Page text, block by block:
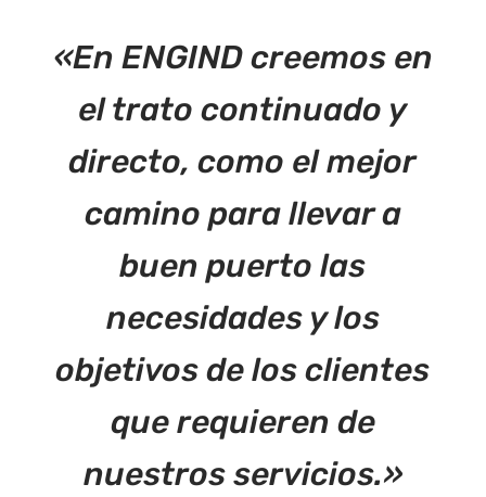
«En ENGIND creemos en
el trato continuado y
directo, como el mejor
camino para llevar a
buen puerto las
necesidades y los
objetivos de los clientes
que requieren de
nuestros servicios.»